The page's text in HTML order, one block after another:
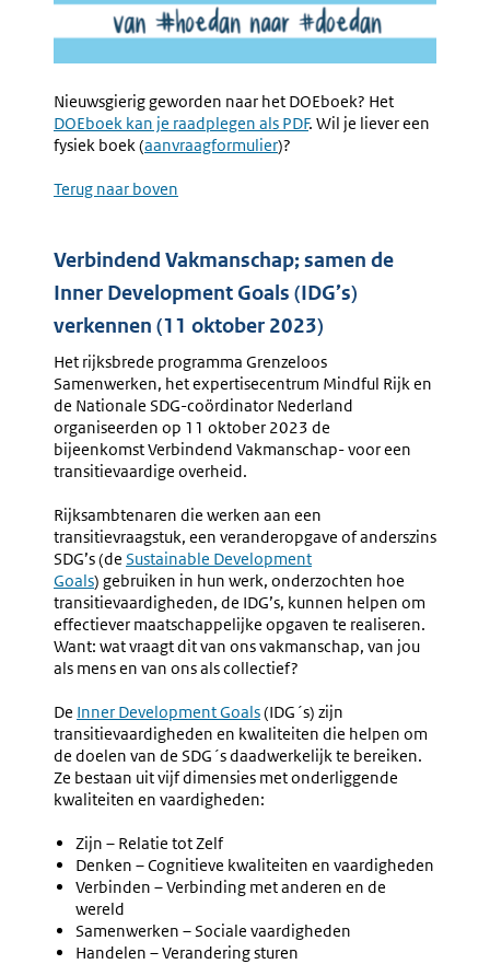
Nieuwsgierig geworden naar het DOEboek? Het
link:
DOEboek kan je raadplegen als PDF. Wil je liever een
fysiek boek (Externe
aanvraagformulier)?
Terug naar boven
Verbindend Vakmanschap; samen de
Inner Development Goals (IDG’s)
verkennen (11 oktober 2023)
Het rijksbrede programma Grenzeloos
Samenwerken, het expertisecentrum Mindful Rijk en
de Nationale SDG-coördinator Nederland
organiseerden op 11 oktober 2023 de
bijeenkomst Verbindend Vakmanschap- voor een
transitievaardige overheid.
Rijksambtenaren die werken aan een
transitievraagstuk, een veranderopgave of anderszins
SDG’s (de Externe
link:
Sustainable Development
Goals) gebruiken in hun werk, onderzochten hoe
transitievaardigheden, de IDG’s, kunnen helpen om
effectiever maatschappelijke opgaven te realiseren.
Want: wat vraagt dit van ons vakmanschap, van jou
als mens en van ons als collectief?
De Externe
link:
Inner Development Goals(IDG´s) zijn
transitievaardigheden en kwaliteiten die helpen om
de doelen van de SDG´s daadwerkelijk te bereiken.
Ze bestaan uit vijf dimensies met onderliggende
kwaliteiten en vaardigheden:
Zijn – Relatie tot Zelf
Denken – Cognitieve kwaliteiten en vaardigheden
Verbinden – Verbinding met anderen en de
wereld
Samenwerken – Sociale vaardigheden
Handelen – Verandering sturen